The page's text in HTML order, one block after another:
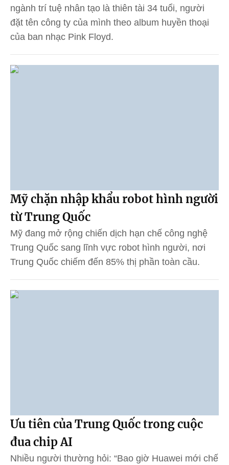
ngành trí tuệ nhân tạo là thiên tài 34 tuổi, người
đặt tên công ty của mình theo album huyền thoại
của ban nhạc Pink Floyd.
Mỹ chặn nhập khẩu robot hình người
từ Trung Quốc
Mỹ đang mở rộng chiến dịch hạn chế công nghệ
Trung Quốc sang lĩnh vực robot hình người, nơi
Trung Quốc chiếm đến 85% thị phần toàn cầu.
Ưu tiên của Trung Quốc trong cuộc
đua chip AI
Nhiều người thường hỏi: “Bao giờ Huawei mới chế